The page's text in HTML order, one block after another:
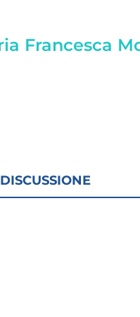
Francesca